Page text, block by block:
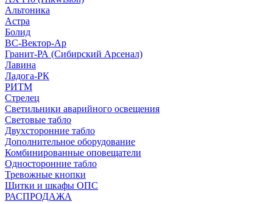
Альтоника
Астра
Болид
ВС-Вектор-Ар
Гранит-РА (Сибирский Арсенал)
Лавина
Ладога-РК
РИТМ
Стрелец
Светильники аварийного освещения
Световые табло
Двухсторонние табло
Дополнительное оборудование
Комбинированные оповещатели
Односторонние табло
Тревожные кнопки
Щитки и шкафы ОПС
РАСПРОДАЖА